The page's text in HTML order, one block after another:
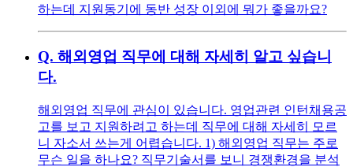
하는데 지원동기에 동반 성장 이외에 뭐가 좋을까요?
Q. 해외영업 직무에 대해 자세히 알고 싶습니
다.
해외영업 직무에 관심이 있습니다. 영업관련 인턴채용공
고를 보고 지원하려고 하는데 직무에 대해 자세히 모르
니 자소서 쓰는게 어렵습니다. 1) 해외영업 직무는 주로
무슨 일을 하나요? 직무기술서를 보니 경쟁환경을 분석